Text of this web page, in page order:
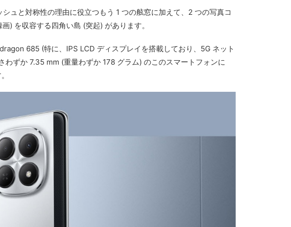
ュと対称性の理由に役立つもう 1 つの舷窓に加えて、2 つの写真コ
) を収容する四角い島 (突起) があります。
685 (特に、IPS LCD ディスプレイを搭載しており、5G ネット
ずか 7.35 mm (重量わずか 178 グラム) のこのスマートフォンに